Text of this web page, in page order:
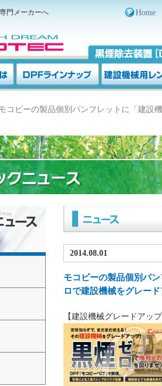
門メーカーへ Home
コビーの製品個別パンフレットに「建設
2014.08.01
モコビーの製品個別パ
ロで建設機械をグレー
【建設機械グレードアッ